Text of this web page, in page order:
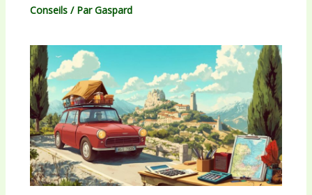
Conseils/ ParGaspard